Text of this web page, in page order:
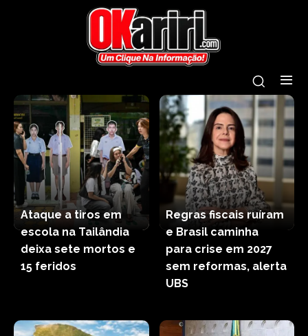
Ataque a tiros em
escola na Tailândia
deixa sete mortos e
15 feridos
Regras fiscais ruíram
e Brasil caminha
para crise em 2027
sem reformas, alerta
UBS